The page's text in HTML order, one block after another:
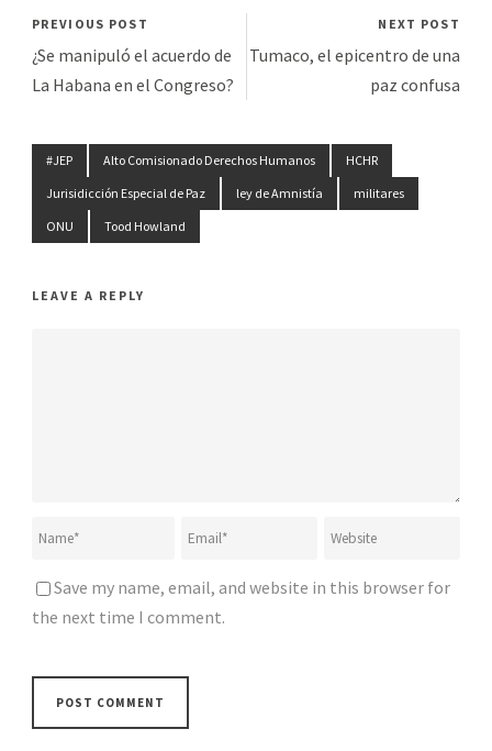
PREVIOUS POST
¿Se manipuló el acuerdo de
La Habana en el Congreso?
NEXT POST
Tumaco, el epicentro de una
paz confusa
#JEP Alto Comisionado Derechos Humanos
HCHR
Jurisidicción Especial de Paz
ley de Amnistía
militares
ONU
Tood Howland
LEAVE A REPLY
Save my name, email, and website in this browser for
the next time I comment.